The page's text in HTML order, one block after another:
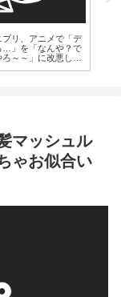
プリ、アニメで「デ
…」を「なんや？で
～～」に改悪して
マッシュル
ゃお似合い